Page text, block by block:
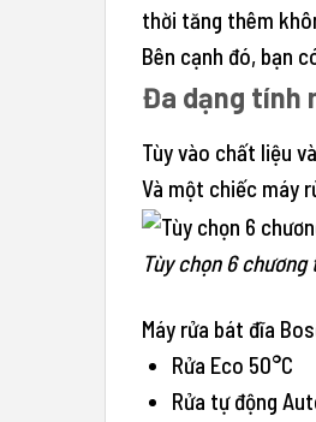
thời tăng thêm
Bên cạnh đó, bạn
Đa dạng tính
Tùy vào chất liệu
Và một chiếc máy
Tùy chọn 6
Máy rửa bát đĩa
Rửa Eco 50°C
Rửa tự động